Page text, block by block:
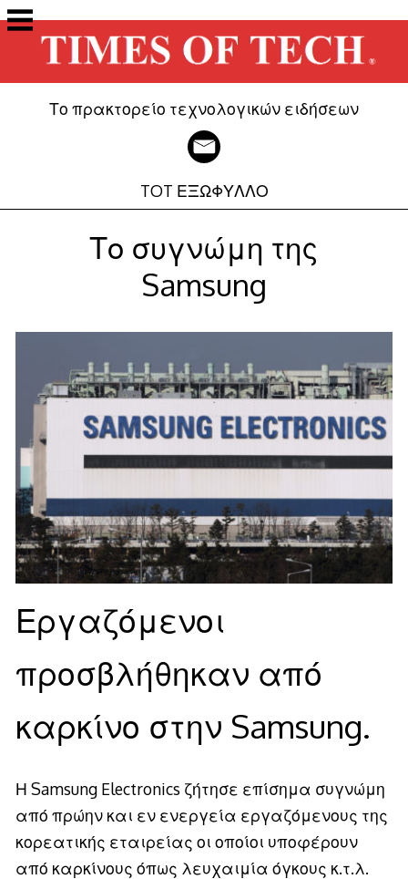
Μετάβαση
στο
περιεχόμενο
Το πρακτορείο τεχνολογικών ειδήσεων
TOT ΕΞΩΦΥΛΛΟ
Το συγνώμη της
Samsung
Εργαζόμενοι
προσβλήθηκαν από
καρκίνο στην Samsung.
Η Samsung Electronics ζήτησε επίσημα συγνώμη
από πρώην και εν ενεργεία εργαζόμενους της
κορεατικής εταιρείας οι οποίοι υποφέρουν
από καρκίνους όπως λευχαιμία όγκους κ.τ.λ.